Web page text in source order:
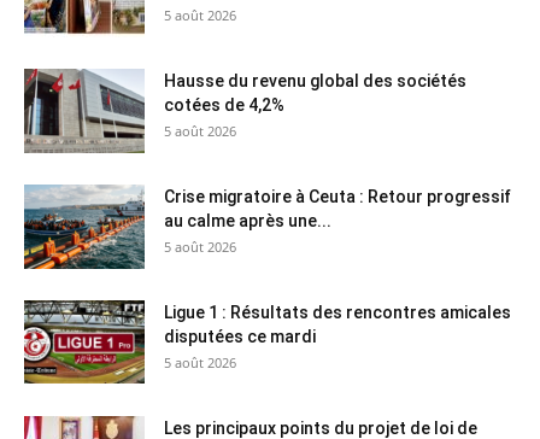
5 août 2026
Hausse du revenu global des sociétés
cotées de 4,2%
5 août 2026
Crise migratoire à Ceuta : Retour progressif
au calme après une...
5 août 2026
Ligue 1 : Résultats des rencontres amicales
disputées ce mardi
5 août 2026
Les principaux points du projet de loi de